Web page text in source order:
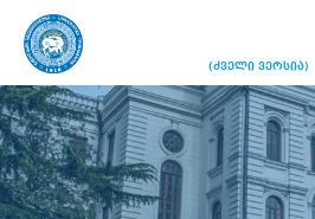
(ძველი ვერსია)